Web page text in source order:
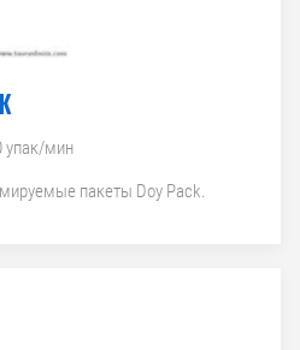
упак/мин
пакеты Doy Pack.